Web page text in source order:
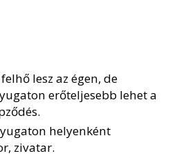
lesz az égen, de
erőteljesebb lehet a
helyenként
zivatar.